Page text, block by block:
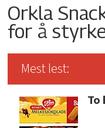
Orkla
for å
Mest lest:
To